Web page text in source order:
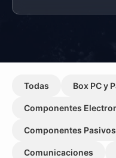
Todas Box PC y
Componentes
Componentes Pasivos
Comunicaciones